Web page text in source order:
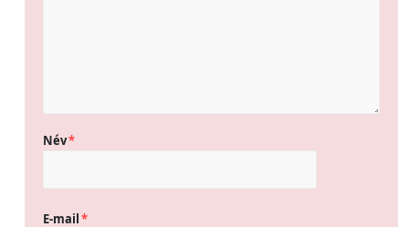
Név*
E-mail*